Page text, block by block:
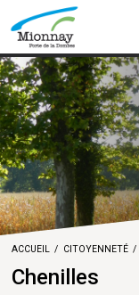
ACCUEIL CITOYENNETÉ
Chenilles